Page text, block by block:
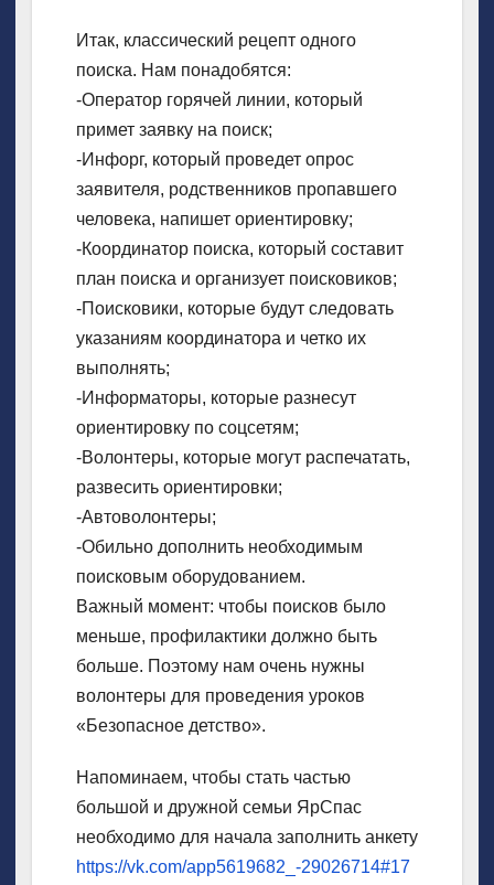
Итак, классический рецепт одного
поиска. Нам понадобятся:
-Оператор горячей линии, который
примет заявку на поиск;
-Инфорг, который проведет опрос
заявителя, родственников пропавшего
человека, напишет ориентировку;
-Координатор поиска, который составит
план поиска и организует поисковиков;
-Поисковики, которые будут следовать
указаниям координатора и четко их
выполнять;
-Информаторы, которые разнесут
ориентировку по соцсетям;
-Волонтеры, которые могут распечатать,
развесить ориентировки;
-Автоволонтеры;
-Обильно дополнить необходимым
поисковым оборудованием.
Важный момент: чтобы поисков было
меньше, профилактики должно быть
больше. Поэтому нам очень нужны
волонтеры для проведения уроков
«Безопасное детство».
Напоминаем, чтобы стать частью
большой и дружной семьи ЯрСпас
необходимо для начала заполнить анкету
https://vk.com/app5619682_-29026714#17